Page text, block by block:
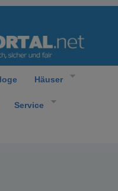
Häuser
Service